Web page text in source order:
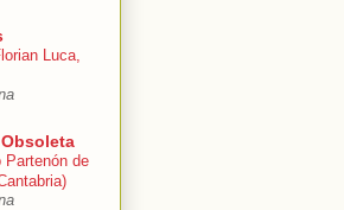
Luca,
Partenón de